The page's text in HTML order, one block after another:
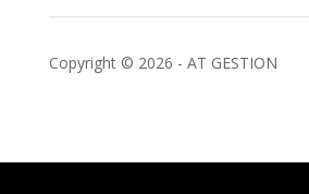
Copyright © 2026 - AT GESTION